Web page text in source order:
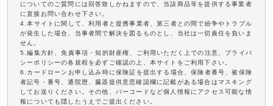
についてのご質問には回答致しかねますので、当該商品等を提供する事業者
に直接お問い合わせ下さい。
4.本サイトに関して、利用者と提携事業者、第三者との間で紛争やトラブル
が発生した場合、当事者間で解決を図るものとし、当社は一切責任を負いま
せん。
5.編集方針、免責事項・知的財産権、ご利用いただく上での注意、プライバ
シーポリシーの各規程を必ずご確認の上、本サイトをご利用下さい。
6.カードローンお申し込み時に保険証を提出する場合、保険者番号、被保険
者記号・番号、通院歴、臓器提供意思確認欄に記載がある場合はマスキング
してお送りください。その他、バーコードなど個人情報にアクセス可能な情
報についても隠したうえでご提出ください。